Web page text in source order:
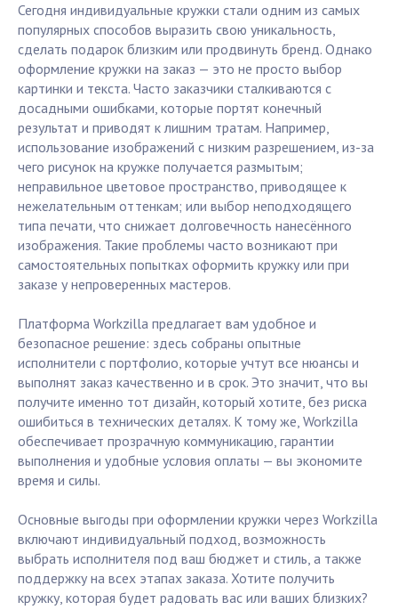
Сегодня индивидуальные кружки стали одним из самых
популярных способов выразить свою уникальность,
сделать подарок близким или продвинуть бренд. Однако
оформление кружки на заказ — это не просто выбор
картинки и текста. Часто заказчики сталкиваются с
досадными ошибками, которые портят конечный
результат и приводят к лишним тратам. Например,
использование изображений с низким разрешением, из-за
чего рисунок на кружке получается размытым;
неправильное цветовое пространство, приводящее к
нежелательным оттенкам; или выбор неподходящего
типа печати, что снижает долговечность нанесённого
изображения. Такие проблемы часто возникают при
самостоятельных попытках оформить кружку или при
заказе у непроверенных мастеров.
Платформа Workzilla предлагает вам удобное и
безопасное решение: здесь собраны опытные
исполнители с портфолио, которые учтут все нюансы и
выполнят заказ качественно и в срок. Это значит, что вы
получите именно тот дизайн, который хотите, без риска
ошибиться в технических деталях. К тому же, Workzilla
обеспечивает прозрачную коммуникацию, гарантии
выполнения и удобные условия оплаты — вы экономите
время и силы.
Основные выгоды при оформлении кружки через Workzilla
включают индивидуальный подход, возможность
выбрать исполнителя под ваш бюджет и стиль, а также
поддержку на всех этапах заказа. Хотите получить
кружку, которая будет радовать вас или ваших близких?